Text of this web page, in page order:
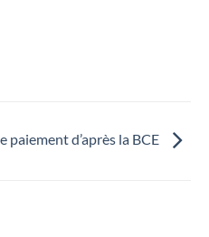
paiement d’après la BCE